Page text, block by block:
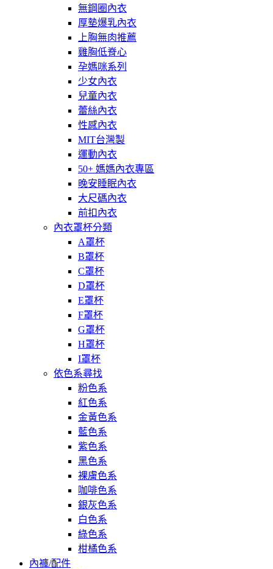
無鋼圈內衣
厚墊爆乳內衣
上胸無肉推薦
雞胸低脊心
孕媽咪系列
少女內衣
兒童內衣
蕾絲內衣
性感內衣
MIT台灣製
運動內衣
50+ 媽媽內衣專區
晚安睡眠內衣
大尺碼內衣
前扣內衣
內衣罩杯分類
A罩杯
B罩杯
C罩杯
D罩杯
E罩杯
F罩杯
G罩杯
H罩杯
I罩杯
依色系尋找
粉色系
紅色系
金黃色系
藍色系
紫色系
黑色系
裸膚色系
咖啡色系
銀灰色系
白色系
綠色系
柑橘色系
內褲/配件